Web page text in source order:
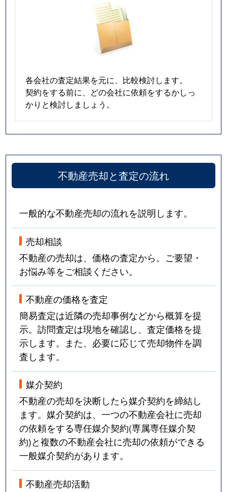
各会社の査定結果を元に、比較検討します。
契約をする前に、どの会社に依頼をするかしっ
かりと検討しましょう。
不動産売却と査定の流れ
一般的な不動産売却の流れを説明します。
売却相談
不動産の売却は、価格の査定から。ご要望・
お悩み等をご相談ください。
不動産の価格を査定
簡易査定は近隣の売却事例などから概算を提
示。訪問査定は現地を確認し、査定価格を提
示します。また、必要に応じて売却物件を調
査します。
媒介契約
不動産の売却を決断したら媒介契約を締結し
ます。媒介契約は、一つの不動産会社に売却
の依頼をする専任媒介契約(専属専任媒介契
約)と複数の不動産会社に売却の依頼ができる
一般媒介契約があります。
不動産売却活動